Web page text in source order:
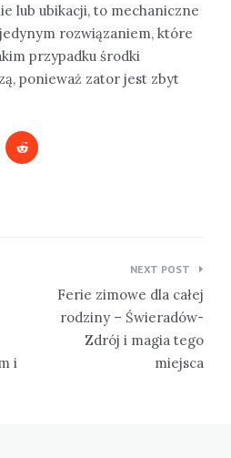
lub ubikacji, to mechaniczne
rozwiązaniem, które
przypadku środki
ponieważ zator jest zbyt
i
NEXT POST
Ferie zimowe dla całej
rodziny – Świeradów-
Zdrój i magia tego
miejsca